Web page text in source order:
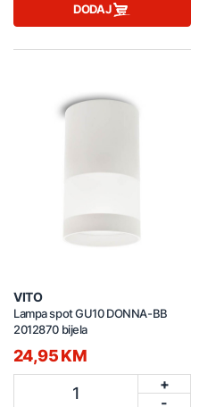
DODAJ
VITO
Lampa spot GU10 DONNA-BB
2012870 bijela
24,95 KM
1
+
-